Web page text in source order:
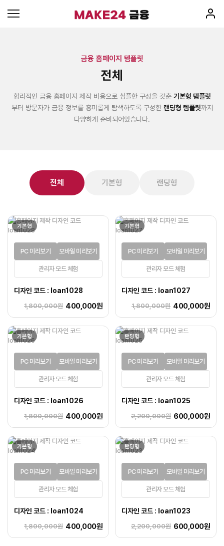
금융 홈페이지 템플릿
전체
합리적인 금융 홈페이지 제작 비용으로 심플한 구성을 갖춘 기본형 템플릿
부터 방문자가 금융 정보를 흥미롭게 탐색하도록 구성한 랜딩형 템플릿까지
다양하게 준비되어있습니다.
전체 기본형 랜딩형
기본형
관리자 모드 체험
PC 미리보기 모바일 미리보기
디자인 코드 : loan1028
1,800,000원 400,000원
기본형
관리자 모드 체험
PC 미리보기 모바일 미리보기
디자인 코드 : loan1027
1,800,000원 400,000원
기본형
관리자 모드 체험
PC 미리보기 모바일 미리보기
디자인 코드 : loan1026
1,800,000원 400,000원
랜딩형
관리자 모드 체험
PC 미리보기 모바일 미리보기
디자인 코드 : loan1025
2,200,000원 600,000원
기본형
관리자 모드 체험
PC 미리보기 모바일 미리보기
디자인 코드 : loan1024
1,800,000원 400,000원
랜딩형
관리자 모드 체험
PC 미리보기 모바일 미리보기
디자인 코드 : loan1023
2,200,000원 600,000원